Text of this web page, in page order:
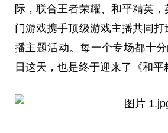
际，联合王者荣耀、和平精英，
门游戏携手顶级游戏主播共同
播主题活动。每一个专场都十
日这天，也是终于迎来了《和平